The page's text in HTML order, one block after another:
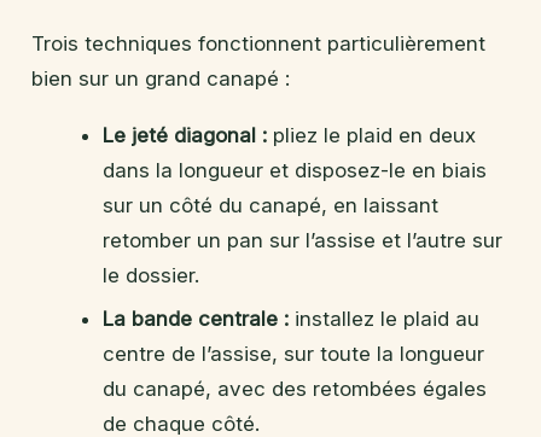
Trois techniques fonctionnent particulièrement
bien sur un grand canapé :
Le jeté diagonal :pliez le plaid en deux
dans la longueur et disposez-le en biais
sur un côté du canapé, en laissant
retomber un pan sur l’assise et l’autre sur
le dossier.
La bande centrale :installez le plaid au
centre de l’assise, sur toute la longueur
du canapé, avec des retombées égales
de chaque côté.